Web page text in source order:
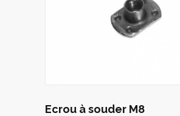
Ecrou à souder M8